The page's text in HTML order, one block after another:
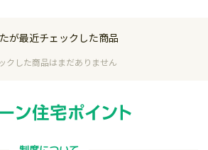
が最近チェックした商品
クした商品はまだありません